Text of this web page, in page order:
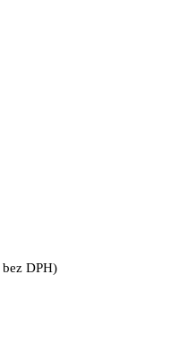
bez DPH)